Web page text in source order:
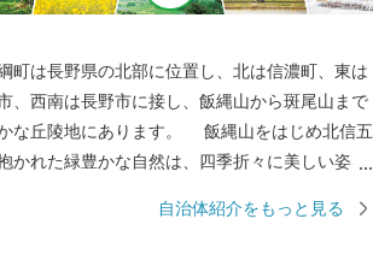
町は長野県の北部に位置し、北は信濃町、東は
、西南は長野市に接し、飯縄山から斑尾山まで
な丘陵地にあります。 飯縄山をはじめ北信五
かれた緑豊かな自然は、四季折々に美しい姿を
まぬ努力によって、農業はもとよりあらゆる産業
自治体紹介をもっと見る